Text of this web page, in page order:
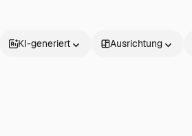
KI-generiert Ausrichtung